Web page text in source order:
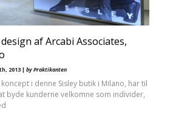
af Arcabi Associates,
2013 | by Praktikanten
i denne Sisley butik i Milano, har til
byde kunderne velkomne som individer,